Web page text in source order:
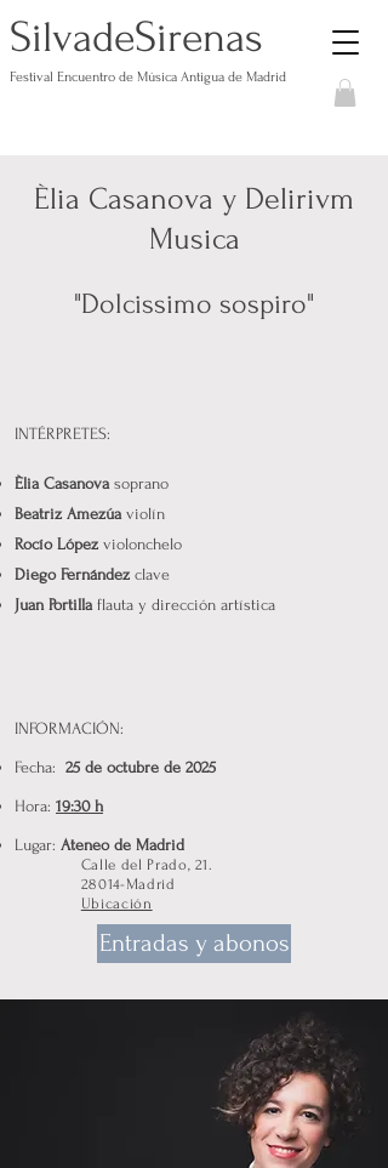
SilvadeSirenas
Festival Encuentro de Música Antigua de Madrid
Èlia Casanova y Delirivm
Musica
"Dolcissimo sospiro"
INTÉRPRETES:
Èlia Casanova soprano
Beatriz Amezúa violín
Rocío López violonchelo
Diego Fernández clave
Juan Portilla flauta y dirección artística
INFORMACIÓN:
Fecha: 25 de octubre de 2025
Hora: 19:30 h
Lugar: Ateneo de Madrid
Calle del Prado, 21.
28014-Madrid
Ubicación
Entradas y abonos